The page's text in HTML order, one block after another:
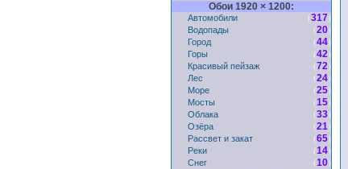
Обои 1920 × 1200:
Автомобили (317)
Водопады
(20)
Город
(44)
Горы
(42)
Красивый пейзаж
(72)
Лес
(24)
Море
(25)
Мосты
(15)
Облака
(33)
Озёра
(21)
Рассвет и закат
(65)
Реки
(14)
Снег
(10)